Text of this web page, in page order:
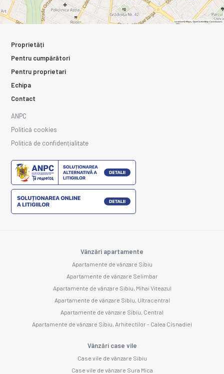
Proprietăți
Pentru cumpărători
Pentru proprietari
Echipa
Contact
ANPC
Politică cookies
Politică de confidențialitate
Vânzări apartamente
Apartamente de vânzare Sibiu
Apartamente de vânzare Selimbar
Apartamente de vânzare Sibiu, Mihai Viteazul
Apartamente de vânzare Sibiu, Ultracentral
Apartamente de vânzare Sibiu, Central
Apartamente de vânzare Sibiu, Arhitectilor - Calea Cisnadiei
Vânzări case vile
Case vile de vânzare Sibiu
Case vile de vânzare Sura Mica